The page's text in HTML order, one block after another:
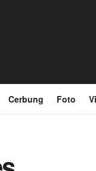
Cerbung Foto